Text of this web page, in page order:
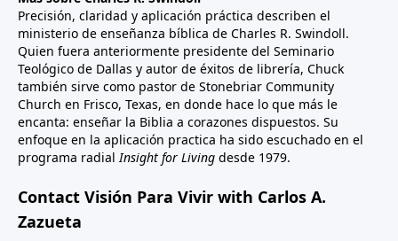
Precisión, claridad y aplicación práctica describen el
ministerio de enseñanza bíblica de Charles R. Swindoll.
Quien fuera anteriormente presidente del Seminario
Teológico de Dallas y autor de éxitos de librería, Chuck
también sirve como pastor de Stonebriar Community
Church en Frisco, Texas, en donde hace lo que más le
encanta: enseñar la Biblia a corazones dispuestos. Su
enfoque en la aplicación practica ha sido escuchado en el
programa radial Insight for Living desde 1979.
Contact Visión Para Vivir with Carlos A.
Zazueta